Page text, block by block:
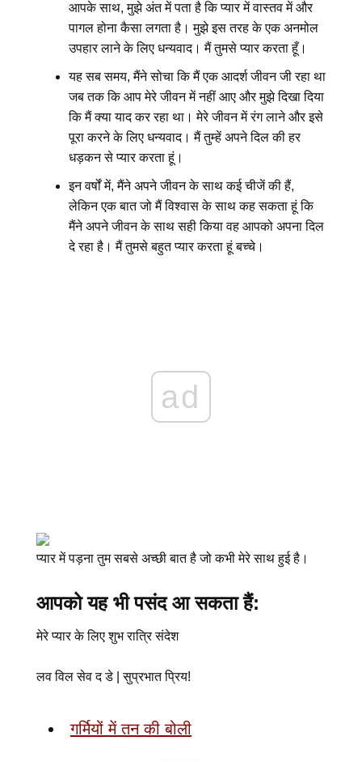
आपके साथ, मुझे अंत में पता है कि प्यार में वास्तव में और
पागल होना कैसा लगता है। मुझे इस तरह के एक अनमोल
उपहार लाने के लिए धन्यवाद। मैं तुमसे प्यार करता हूँ।
यह सब समय, मैंने सोचा कि मैं एक आदर्श जीवन जी रहा था
जब तक कि आप मेरे जीवन में नहीं आए और मुझे दिखा दिया
कि मैं क्या याद कर रहा था। मेरे जीवन में रंग लाने और इसे
पूरा करने के लिए धन्यवाद। मैं तुम्हें अपने दिल की हर
धड़कन से प्यार करता हूं।
इन वर्षों में, मैंने अपने जीवन के साथ कई चीजें की हैं,
लेकिन एक बात जो मैं विश्वास के साथ कह सकता हूं कि
मैंने अपने जीवन के साथ सही किया वह आपको अपना दिल
दे रहा है। मैं तुमसे बहुत प्यार करता हूं बच्चे।
ad
प्यार में पड़ना तुम सबसे अच्छी बात है जो कभी मेरे साथ हुई है।
आपको यह भी पसंद आ सकता हैं:
मेरे प्यार के लिए शुभ रात्रि संदेश
लव विल सेव द डे | सुप्रभात प्रिय!
गर्मियों में तन की बोली